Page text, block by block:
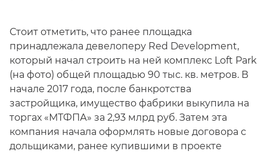
Стоит отметить, что ранее площадка
принадлежала девелоперу Red Development,
который начал строить на ней комплекс Loft Park
(на фото) общей площадью 90 тыс. кв. метров. В
начале 2017 года, после банкротства
застройщика, имущество фабрики выкупила на
торгах «МТФПА» за 2,93 млрд руб. Затем эта
компания начала оформлять новые договора с
дольщиками, ранее купившими в проекте